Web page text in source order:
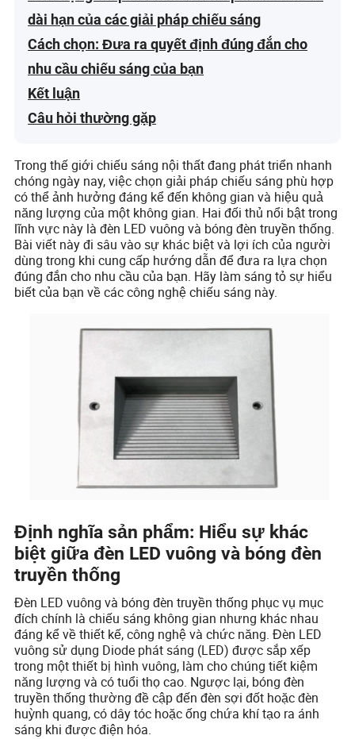
dài hạn của các giải pháp chiếu sáng
Cách chọn: Đưa ra quyết định đúng đắn cho
nhu cầu chiếu sáng của bạn
Kết luận
Câu hỏi thường gặp
Trong thế giới chiếu sáng nội thất đang phát triển nhanh
chóng ngày nay, việc chọn giải pháp chiếu sáng phù hợp
có thể ảnh hưởng đáng kể đến không gian và hiệu quả
năng lượng của một không gian. Hai đối thủ nổi bật trong
lĩnh vực này là đèn LED vuông và bóng đèn truyền thống.
Bài viết này đi sâu vào sự khác biệt và lợi ích của người
dùng trong khi cung cấp hướng dẫn để đưa ra lựa chọn
đúng đắn cho nhu cầu của bạn. Hãy làm sáng tỏ sự hiểu
biết của bạn về các công nghệ chiếu sáng này.
Định nghĩa sản phẩm: Hiểu sự khác
biệt giữa đèn LED vuông và bóng đèn
truyền thống
Đèn LED vuông và bóng đèn truyền thống phục vụ mục
đích chính là chiếu sáng không gian nhưng khác nhau
đáng kể về thiết kế, công nghệ và chức năng. Đèn LED
vuông sử dụng Diode phát sáng (LED) được sắp xếp
trong một thiết bị hình vuông, làm cho chúng tiết kiệm
năng lượng và có tuổi thọ cao. Ngược lại, bóng đèn
truyền thống thường đề cập đến đèn sợi đốt hoặc đèn
huỳnh quang, có dây tóc hoặc ống chứa khí tạo ra ánh
sáng khi được điện hóa.